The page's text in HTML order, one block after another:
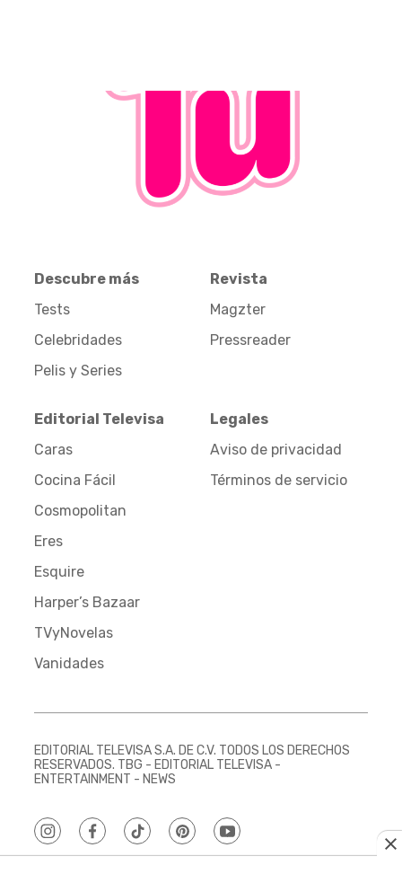
Descubre más
Tests
Celebridades
Pelis y Series
Revista
Magzter
Pressreader
Editorial Televisa
Caras
Cocina Fácil
Cosmopolitan
Eres
Esquire
Harper’s Bazaar
TVyNovelas
Vanidades
Legales
Aviso de privacidad
Términos de servicio
EDITORIAL TELEVISA S.A. DE C.V. TODOS LOS DERECHOS
RESERVADOS. TBG - EDITORIAL TELEVISA -
ENTERTAINMENT - NEWS
instagramfacebooktiktokpinterestyoutube